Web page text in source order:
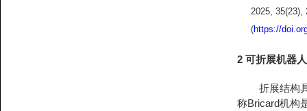
2025, 35(23),
(https://
2 可折展机器人
折展结构具
称Bricard机构